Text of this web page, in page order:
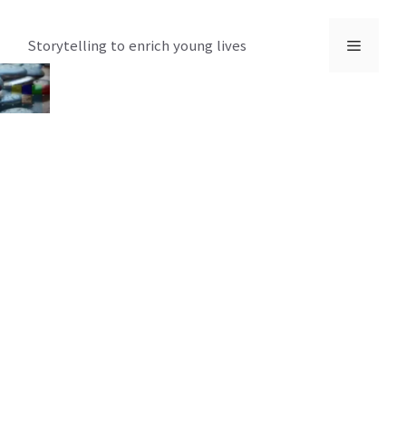
츠
로
건
Storytelling to enrich young lives 메